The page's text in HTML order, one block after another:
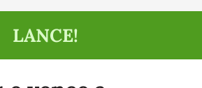
LANCE!